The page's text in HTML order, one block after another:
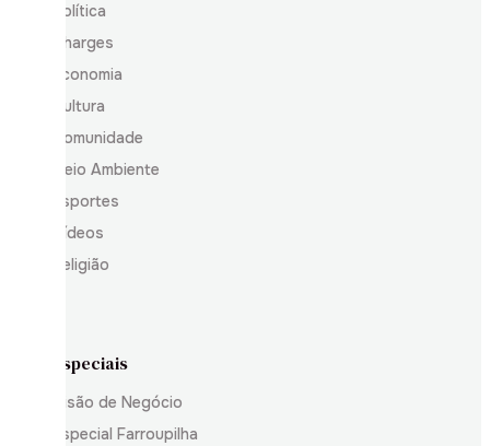
Política
Charges
Economia
Cultura
Comunidade
Meio Ambiente
Esportes
Vídeos
Religião
Especiais
Visão de Negócio
Especial Farroupilha